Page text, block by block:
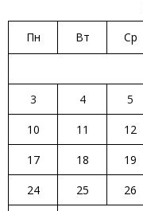
Пн Вт Ср
3
4 5
10
11 12
17
18 19
24
25 26